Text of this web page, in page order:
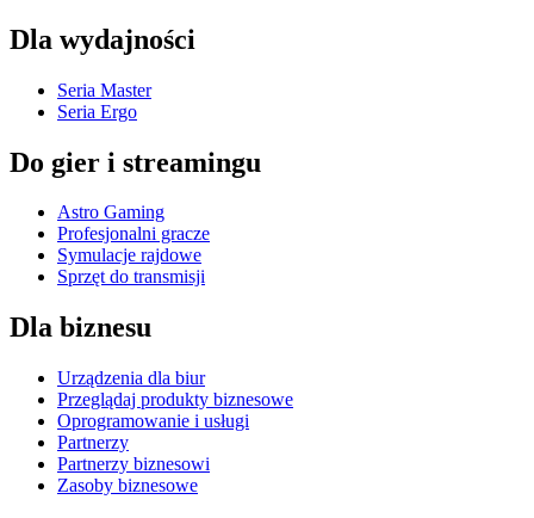
Dla wydajności
Seria Master
Seria Ergo
Do gier i streamingu
Astro Gaming
Profesjonalni gracze
Symulacje rajdowe
Sprzęt do transmisji
Dla biznesu
Urządzenia dla biur
Przeglądaj produkty biznesowe
Oprogramowanie i usługi
Partnerzy
Partnerzy biznesowi
Zasoby biznesowe